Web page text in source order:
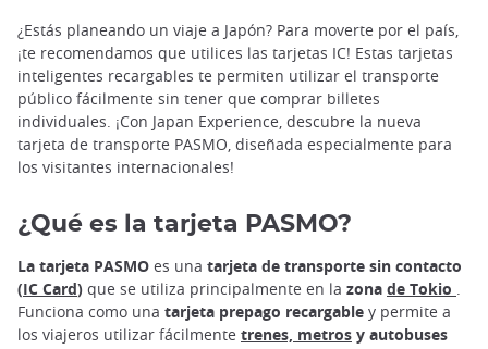
¿Estás planeando un viaje a Japón? Para moverte por el país,
¡te recomendamos que utilices las tarjetas IC! Estas tarjetas
inteligentes recargables te permiten utilizar el transporte
público fácilmente sin tener que comprar billetes
individuales. ¡Con Japan Experience, descubre la nueva
tarjeta de transporte PASMO, diseñada especialmente para
los visitantes internacionales!
¿Qué es la tarjeta PASMO?
La tarjeta PASMO es una tarjeta de transporte sin contacto
(IC Card) que se utiliza principalmente en la zona de Tokio
Funciona como una tarjeta prepago recargable y permite a
los viajeros utilizar fácilmente trenes, metros y autobuses